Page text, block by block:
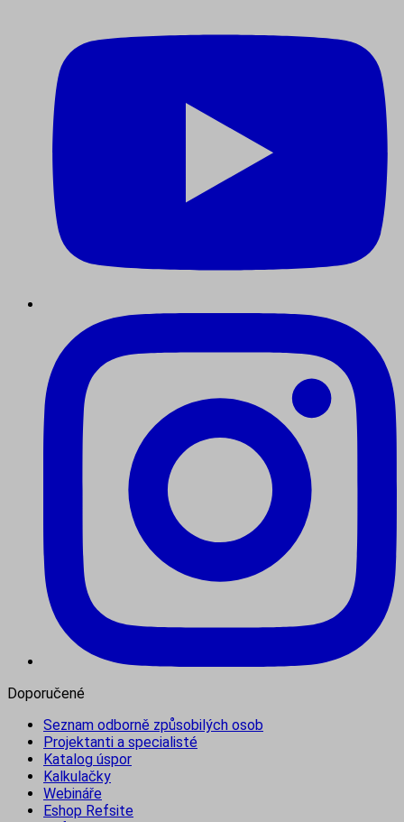
Doporučené
Seznam odborně způsobilých osob
Projektanti a specialisté
Katalog úspor
Kalkulačky
Webináře
Eshop Refsite